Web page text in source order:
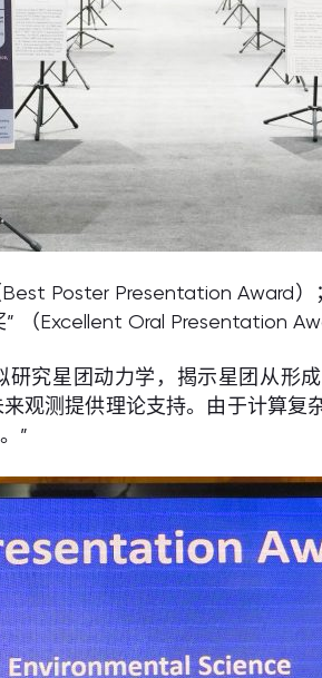
Poster Presentation Award
（Excellent Oral Presentation
究星团动力学，揭示星团从形
观测提供理论支持。由于计算
”